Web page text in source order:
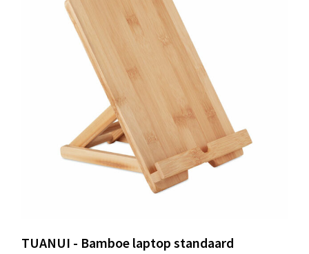
TUANUI - Bamboe laptop standaard